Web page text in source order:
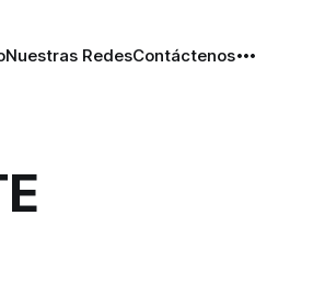
Nuestras RedesContáctenos